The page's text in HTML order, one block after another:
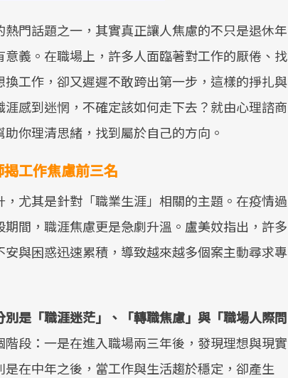
熱門話題之一，其實真正讓人焦慮的不只是退休年
義。在職場上，許多人面臨著對工作的厭倦、找
工作，卻又遲遲不敢跨出第一步，這樣的掙扎與
感到迷惘，不確定該如何走下去？就由心理諮商
你理清思緒，找到屬於自己的方向。
工作焦慮前三名
尤其是針對「職業生涯」相關的主題。在疫情過
間，職涯焦慮更是急劇升溫。盧美妏指出，許多
與困惑迅速累積，導致越來越多個案主動尋求專
是「職涯迷茫」、「轉職焦慮」與「職場人際問
段：一是在進入職場兩三年後，發現理想與現實
在中年之後，當工作與生活趨於穩定，卻產生